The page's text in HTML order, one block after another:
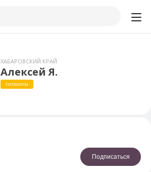
ХАБАРОВСКИЙ КРАЙ
Алексей Я.
ПРЕМИУМ
Подписаться